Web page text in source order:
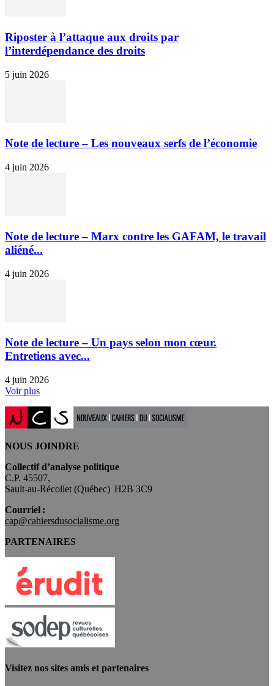
Riposter à l’attaque aux droits par
l’interdépendance des droits
5 juin 2026
Note de lecture – Les nouveaux serfs de l’économie
4 juin 2026
Note de lecture – Marx contre les GAFAM, le travail
aliéné...
4 juin 2026
Note de lecture – Un pays selon mon cœur.
Entretiens avec...
4 juin 2026
Voir plus
NOUS JOINDRE
Collectif d’analyse politique
C.P. 45507,
Sault-au-Récollet (Québec) H2B 3C9
Courriel :
cap@cahiersdusocialisme.org
PARTENAIRES
Visitez nos sites amis et partenaires